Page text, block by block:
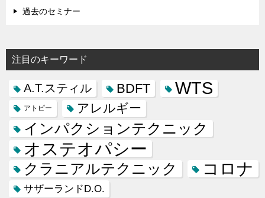
過去のセミナー
注目のキーワード
A.T.スティル BDFT WTS
アトピー アレルギー
インパクションテクニック
オステオパシー
クラニアルテクニック コロナ
サザーランドD.O.